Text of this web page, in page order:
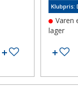
Tilføj til
Klubpris:
Varen
lager